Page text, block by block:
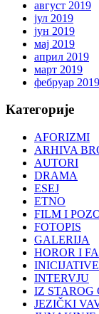
август 2019
јул 2019
јун 2019
мај 2019
април 2019
март 2019
фебруар 2019
Категорије
AFORIZMI
ARHIVA
AUTORI
DRAMA
ESEJ
ETNO
FILM I
FOTOPIS
GALERIJA
HOROR I
INTERVJU
IZ STAROG
JEZIČKI